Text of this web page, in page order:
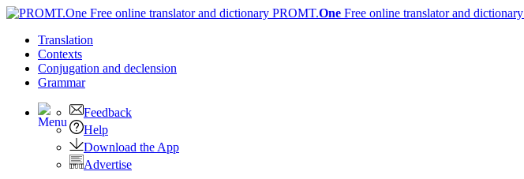
PROMT.One Free online translator and dictionary
Translation
Contexts
Conjugation and declension
Grammar
Feedback
Help
Download the App
Advertise